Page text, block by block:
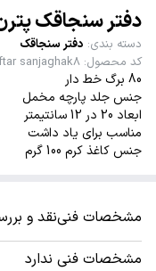
دفتر سنجاقک
دسته بندی: دفتر سنجاقک
کد محصول:
sanjaghak8
80 برگ خط دار
جنس جلد پارچه مخمل
ابعاد 20 در 12 سانتیمتر
مناسب برای یاد داشت
جنس کاغذ کرم 100 گرم
مشخصات فنینقد و
مشخصات فنی ندارد